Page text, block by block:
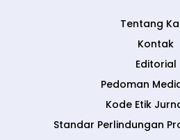
Tentang
Kontak
Editorial
Pedoman
Kode Etik
Standar Perlindungan